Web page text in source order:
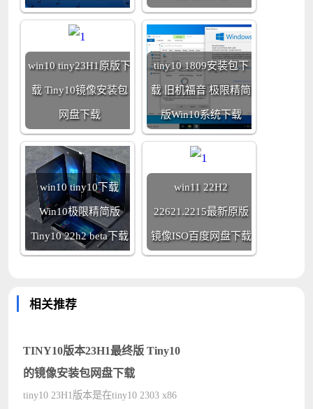
win10 tiny23H1原版下
载 Tiny10镜像安装包
网盘下载
tiny10 1809安装包下
载 旧机福音 极限精简
版Win10系统下载
win10 tiny10下载
Win10极限精简版
Tiny10 22h2 beta下载
win11 22H2
22621.2215最新原版
镜像ISO百度网盘下载
相关推荐
TINY10版本23H1最终版 Tiny10
的镜像安装包网盘下载
tiny10 23H1版本是在tiny10 2303 x86